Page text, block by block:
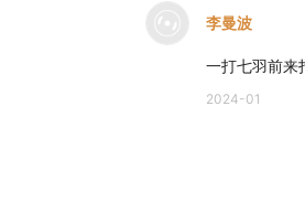
李曼波
一打七羽前
2024-01